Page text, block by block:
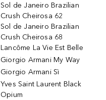
Sol de Janeiro Brazilian
Crush Cheirosa 62
Sol de Janeiro Brazilian
Crush Cheirosa 68
Lancôme La Vie Est Belle
Giorgio Armani My Way
Giorgio Armani Sì
Yves Saint Laurent Black
Opium